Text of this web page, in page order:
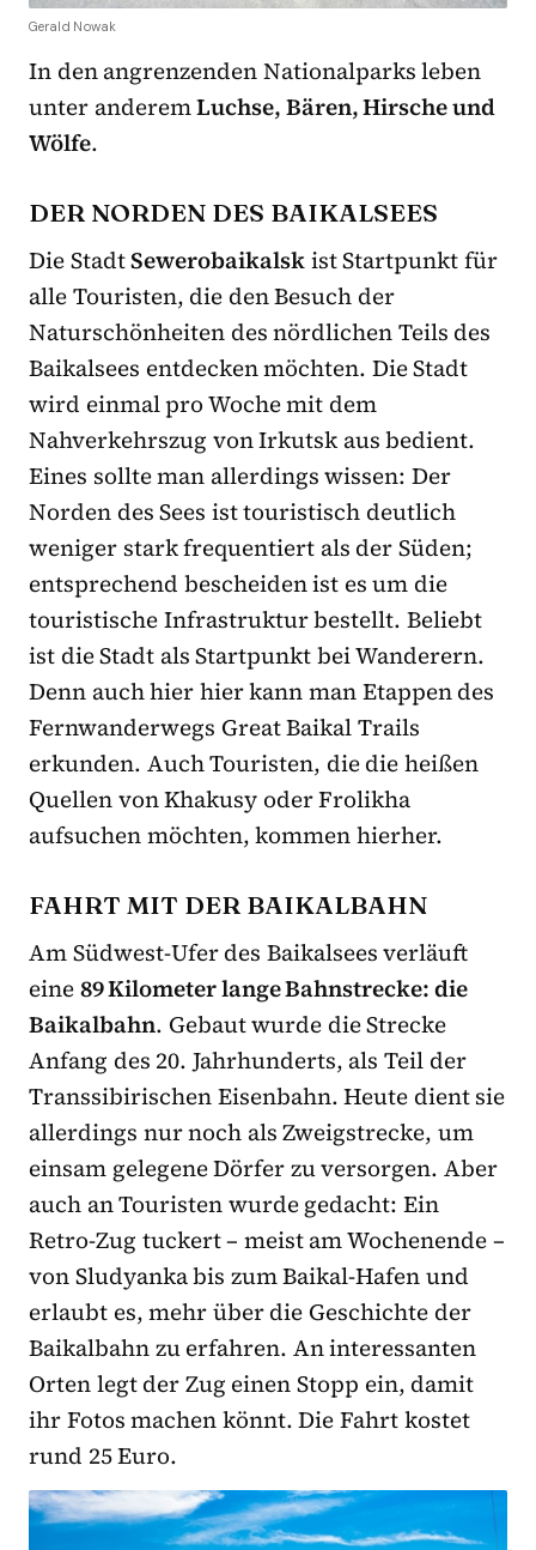
Gerald Nowak
In den angrenzenden Nationalparks leben
unter anderemLuchse, Bären, Hirsche und
Wölfe.
DER NORDEN DES BAIKALSEES
Die StadtSewerobaikalskist Startpunkt für
alle Touristen, die den Besuch der
Naturschönheiten des nördlichen Teils des
Baikalsees entdecken möchten. Die Stadt
wird einmal pro Woche mit dem
Nahverkehrszug von Irkutsk aus bedient.
Eines sollte man allerdings wissen: Der
Norden des Sees ist touristisch deutlich
weniger stark frequentiert als der Süden;
entsprechend bescheiden ist es um die
touristische Infrastruktur bestellt. Beliebt
ist die Stadt als Startpunkt bei Wanderern.
Denn auch hier hier kann man Etappen des
Fernwanderwegs Great Baikal Trails
erkunden. Auch Touristen, die die heißen
Quellen von Khakusy oder Frolikha
aufsuchen möchten, kommen hierher.
FAHRT MIT DER BAIKALBAHN
Am Südwest-Ufer des Baikalsees verläuft
eine89 Kilometer lange Bahnstrecke: die
Baikalbahn. Gebaut wurde die Strecke
Anfang des 20. Jahrhunderts, als Teil der
Transsibirischen Eisenbahn. Heute dient sie
allerdings nur noch als Zweigstrecke, um
einsam gelegene Dörfer zu versorgen. Aber
auch an Touristen wurde gedacht: Ein
Retro-Zug tuckert – meist am Wochenende –
von Sludyanka bis zum Baikal-Hafen und
erlaubt es, mehr über die Geschichte der
Baikalbahn zu erfahren. An interessanten
Orten legt der Zug einen Stopp ein, damit
ihr Fotos machen könnt. Die Fahrt kostet
rund 25 Euro.